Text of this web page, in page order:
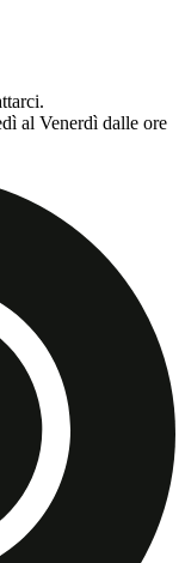
al Venerdì dalle ore